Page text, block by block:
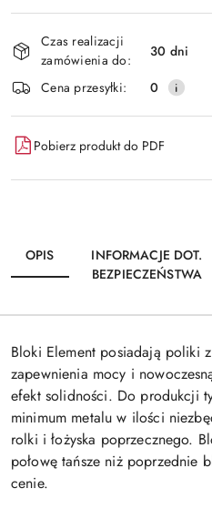
i
dostawa
Czas realizacji
zamówienia do:
30 dni
Cena przesyłki:
0
Pobierz produkt do PDF
OPIS
INFORMACJE DOT.
BEZPIECZEŃSTWA
Bloki Element posiadają poliki
zapewnienia mocy i
efekt solidności. Do produkcji
minimum metalu w ilości
rolki i łożyska poprzecznego.
połowę tańsze niż poprzednie
cenie.